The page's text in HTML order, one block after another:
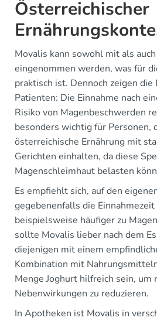
Österreichischer
Movalis kann sowohl mit als
eingenommen werden, was für
praktisch ist. Dennoch zeigen
Patienten: Die Einnahme nach
Risiko von Magenbeschwerden
besonders wichtig für Personen,
österreichische Ernährung mit
Gerichten einhalten, da diese
Magenschleimhaut belasten
Es empfiehlt sich, auf den
gegebenenfalls die
beispielsweise häufiger zu
sollte Movalis lieber nach dem
diejenigen mit einem
Kombination mit
Menge Joghurt hilfreich sein, um
Nebenwirkungen zu reduzieren.
In Apotheken ist Movalis in